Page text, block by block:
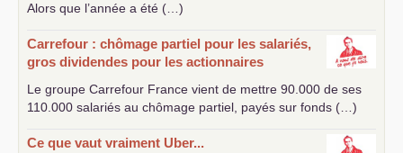
Alors que l’année a été (…)
Carrefour : chômage partiel pour les salariés,
gros dividendes pour les actionnaires
Le groupe Carrefour France vient de mettre 90.000 de ses
110.000 salariés au chômage partiel, payés sur fonds (…)
Ce que vaut vraiment Uber...